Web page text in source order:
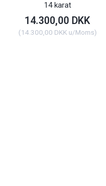
14 karat
14.300,00 DKK
(14.300,00 DKKu/Moms)